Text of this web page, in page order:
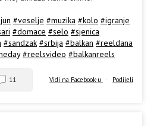
#veselje #muzika #kolo #igranje
#domace #selo #sjenica
#sandzak #srbija #balkan #reeldana
#reelsvideo #balkanreels
Vidi na Facebook-u · Podijeli
11